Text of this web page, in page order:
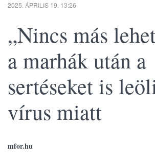
2025. ÁPRILIS 19. 13:26
„Nincs más
a marhák után a
sertéseket is
vírus miatt
mfor.hu